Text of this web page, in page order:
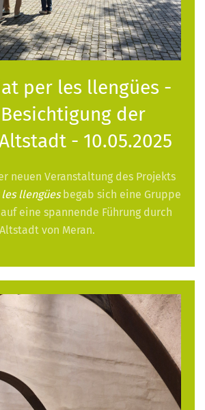
per les llengües -
der
- 10.05.2025
neuen Veranstaltung des Projekts
llengüesbegab sich eine Gruppe
eine spannende Führung durch
von Meran.